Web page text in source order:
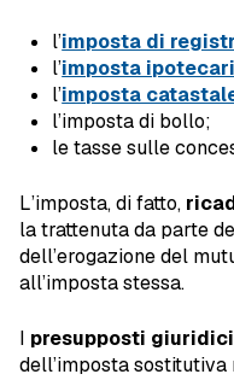
l’imposta di
l’imposta
l’imposta
l’imposta di bollo;
le tasse sulle
L’imposta, di fatto,
la trattenuta da parte
dell’erogazione del
all’imposta stessa.
I presupposti giuridici
dell’imposta sostitutiva